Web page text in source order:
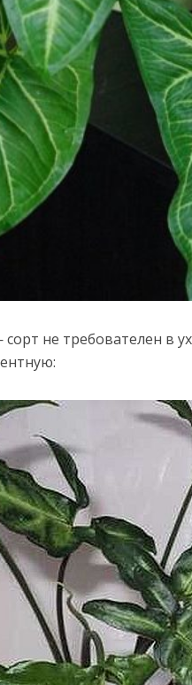
не требователен в